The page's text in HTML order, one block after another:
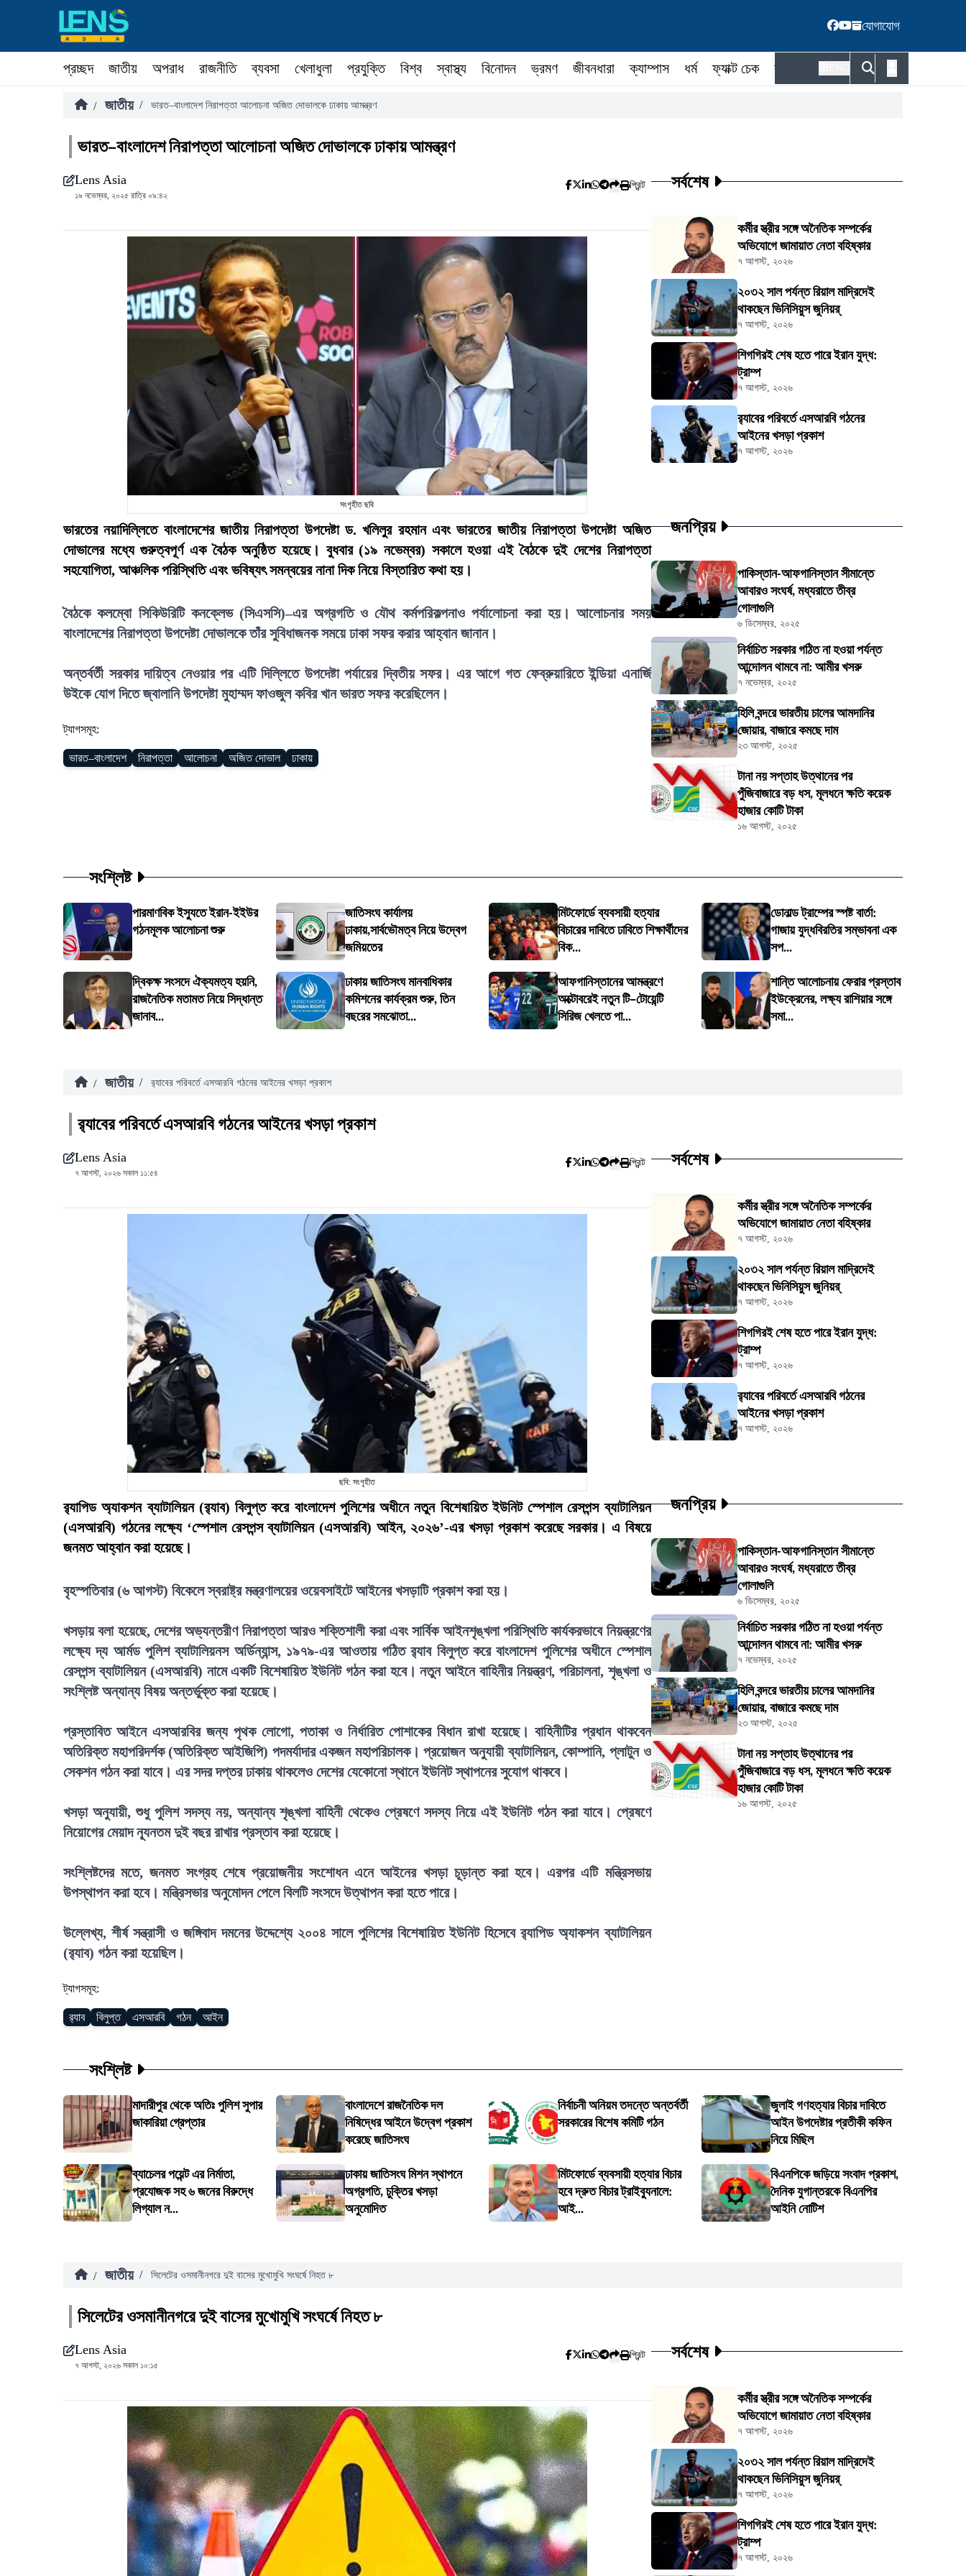
যোগাযোগ
প্রচ্ছদ জাতীয় অপরাধ রাজনীতি ব্যবসা খেলাধুলা প্রযুক্তি বিশ্ব স্বাস্থ্য বিনোদন ভ্রমণ জীবনধারা ক্যাম্পাস ধর্ম ফ্যাক্ট চেক কর্মকর্তা
/ জাতীয় / ভারত–বাংলাদেশ নিরাপত্তা আলোচনা অজিত দোভালকে ঢাকায় আমন্ত্রণ
ভারত–বাংলাদেশ নিরাপত্তা আলোচনা অজিত দোভালকে ঢাকায় আমন্ত্রণ
Lens Asia
১৯ নভেম্বর, ২০২৫ রাত্রি ০৯:৪২
প্রিন্ট
সংগৃহীত ছবি
ভারতের নয়াদিল্লিতে বাংলাদেশের জাতীয় নিরাপত্তা উপদেষ্টা ড. খলিলুর রহমান এবং ভারতের জাতীয় নিরাপত্তা উপদেষ্টা অজিত
দোভালের মধ্যে গুরুত্বপূর্ণ এক বৈঠক অনুষ্ঠিত হয়েছে। বুধবার (১৯ নভেম্বর) সকালে হওয়া এই বৈঠকে দুই দেশের নিরাপত্তা
সহযোগিতা, আঞ্চলিক পরিস্থিতি এবং ভবিষ্যৎ সমন্বয়ের নানা দিক নিয়ে বিস্তারিত কথা হয়।
বৈঠকে কলম্বো সিকিউরিটি কনক্লেভ (সিএসসি)–এর অগ্রগতি ও যৌথ কর্মপরিকল্পনাও পর্যালোচনা করা হয়। আলোচনার সময়
বাংলাদেশের নিরাপত্তা উপদেষ্টা দোভালকে তাঁর সুবিধাজনক সময়ে ঢাকা সফর করার আহ্বান জানান।
অন্তর্বর্তী সরকার দায়িত্ব নেওয়ার পর এটি দিল্লিতে উপদেষ্টা পর্যায়ের দ্বিতীয় সফর। এর আগে গত ফেব্রুয়ারিতে ইন্ডিয়া এনার্জি
উইকে যোগ দিতে জ্বালানি উপদেষ্টা মুহাম্মদ ফাওজুল কবির খান ভারত সফর করেছিলেন।
ট্যাগসমূহ:
ভারত–বাংলাদেশ নিরাপত্তা আলোচনা অজিত দোভাল ঢাকায়
সর্বশেষ
কর্মীর স্ত্রীর সঙ্গে অনৈতিক সম্পর্কের
অভিযোগে জামায়াত নেতা বহিষ্কার
৭ আগস্ট, ২০২৬
২০৩২ সাল পর্যন্ত রিয়াল মাদ্রিদেই
থাকছেন ভিনিসিয়ুস জুনিয়র্
৭ আগস্ট, ২০২৬
শিগগিরই শেষ হতে পারে ইরান যুদ্ধ:
ট্রাম্প
৭ আগস্ট, ২০২৬
র‍্যাবের পরিবর্তে এসআরবি গঠনের
আইনের খসড়া প্রকাশ
৭ আগস্ট, ২০২৬
জনপ্রিয়
পাকিস্তান-আফগানিস্তান সীমান্তে
আবারও সংঘর্ষ, মধ্যরাতে তীব্র
গোলাগুলি
৬ ডিসেম্বর, ২০২৫
নির্বাচিত সরকার গঠিত না হওয়া পর্যন্ত
আন্দোলন থামবে না: আমীর খসরু
৭ নভেম্বর, ২০২৫
হিলি বন্দরে ভারতীয় চালের আমদানির
জোয়ার, বাজারে কমছে দাম
২৩ আগস্ট, ২০২৫
টানা নয় সপ্তাহ উত্থানের পর
পুঁজিবাজারে বড় ধস, মূলধনে ক্ষতি কয়েক
হাজার কোটি টাকা
১৬ আগস্ট, ২০২৫
সংশ্লিষ্ট
পারমাণবিক ইস্যুতে ইরান-ইইউর
গঠনমূলক আলোচনা শুরু
জাতিসংঘ কার্যালয়
ঢাকায়,সার্বভৌমত্ব নিয়ে উদ্বেগ
জমিয়তের
মিটফোর্ডে ব্যবসায়ী হত্যার
বিচারের দাবিতে ঢাবিতে শিক্ষার্থীদের
বিক...
ডোনাল্ড ট্রাম্পের স্পষ্ট বার্তা:
গাজায় যুদ্ধবিরতির সম্ভাবনা এক
সপ...
দ্বিকক্ষ সংসদে ঐক্যমত্য হয়নি,
রাজনৈতিক মতামত নিয়ে সিদ্ধান্ত
জানাব...
ঢাকায় জাতিসংঘ মানবাধিকার
কমিশনের কার্যক্রম শুরু, তিন
বছরের সমঝোতা...
আফগানিস্তানের আমন্ত্রণে
অক্টোবরেই নতুন টি–টোয়েন্টি
সিরিজ খেলতে পা...
শান্তি আলোচনায় ফেরার প্রস্তাব
ইউক্রেনের, লক্ষ্য রাশিয়ার সঙ্গে
সমা...
/ জাতীয় / র‍্যাবের পরিবর্তে এসআরবি গঠনের আইনের খসড়া প্রকাশ
র‍্যাবের পরিবর্তে এসআরবি গঠনের আইনের খসড়া প্রকাশ
Lens Asia
৭ আগস্ট, ২০২৬ সকাল ১১:৫৪
প্রিন্ট
ছবি: সংগৃহীত
র‍্যাপিড অ্যাকশন ব্যাটালিয়ন (র‍্যাব) বিলুপ্ত করে বাংলাদেশ পুলিশের অধীনে নতুন বিশেষায়িত ইউনিট স্পেশাল রেসপন্স ব্যাটালিয়ন
(এসআরবি) গঠনের লক্ষ্যে ‘স্পেশাল রেসপন্স ব্যাটালিয়ন (এসআরবি) আইন, ২০২৬’-এর খসড়া প্রকাশ করেছে সরকার। এ বিষয়ে
জনমত আহ্বান করা হয়েছে।
বৃহস্পতিবার (৬ আগস্ট) বিকেলে স্বরাষ্ট্র মন্ত্রণালয়ের ওয়েবসাইটে আইনের খসড়াটি প্রকাশ করা হয়।
খসড়ায় বলা হয়েছে, দেশের অভ্যন্তরীণ নিরাপত্তা আরও শক্তিশালী করা এবং সার্বিক আইনশৃঙ্খলা পরিস্থিতি কার্যকরভাবে নিয়ন্ত্রণের
লক্ষ্যে দ্য আর্মড পুলিশ ব্যাটালিয়নস অর্ডিন্যান্স, ১৯৭৯-এর আওতায় গঠিত র‍্যাব বিলুপ্ত করে বাংলাদেশ পুলিশের অধীনে স্পেশাল
রেসপন্স ব্যাটালিয়ন (এসআরবি) নামে একটি বিশেষায়িত ইউনিট গঠন করা হবে। নতুন আইনে বাহিনীর নিয়ন্ত্রণ, পরিচালনা, শৃঙ্খলা ও
সংশ্লিষ্ট অন্যান্য বিষয় অন্তর্ভুক্ত করা হয়েছে।
প্রস্তাবিত আইনে এসআরবির জন্য পৃথক লোগো, পতাকা ও নির্ধারিত পোশাকের বিধান রাখা হয়েছে। বাহিনীটির প্রধান থাকবেন
অতিরিক্ত মহাপরিদর্শক (অতিরিক্ত আইজিপি) পদমর্যাদার একজন মহাপরিচালক। প্রয়োজন অনুযায়ী ব্যাটালিয়ন, কোম্পানি, প্লাটুন ও
সেকশন গঠন করা যাবে। এর সদর দপ্তর ঢাকায় থাকলেও দেশের যেকোনো স্থানে ইউনিট স্থাপনের সুযোগ থাকবে।
খসড়া অনুযায়ী, শুধু পুলিশ সদস্য নয়, অন্যান্য শৃঙ্খলা বাহিনী থেকেও প্রেষণে সদস্য নিয়ে এই ইউনিট গঠন করা যাবে। প্রেষণে
নিয়োগের মেয়াদ ন্যূনতম দুই বছর রাখার প্রস্তাব করা হয়েছে।
সংশ্লিষ্টদের মতে, জনমত সংগ্রহ শেষে প্রয়োজনীয় সংশোধন এনে আইনের খসড়া চূড়ান্ত করা হবে। এরপর এটি মন্ত্রিসভায়
উপস্থাপন করা হবে। মন্ত্রিসভার অনুমোদন পেলে বিলটি সংসদে উত্থাপন করা হতে পারে।
উল্লেখ্য, শীর্ষ সন্ত্রাসী ও জঙ্গিবাদ দমনের উদ্দেশ্যে ২০০৪ সালে পুলিশের বিশেষায়িত ইউনিট হিসেবে র‍্যাপিড অ্যাকশন ব্যাটালিয়ন
(র‍্যাব) গঠন করা হয়েছিল।
ট্যাগসমূহ:
র‍্যাব বিলুপ্ত এসআরবি গঠন আইন
সর্বশেষ
কর্মীর স্ত্রীর সঙ্গে অনৈতিক সম্পর্কের
অভিযোগে জামায়াত নেতা বহিষ্কার
৭ আগস্ট, ২০২৬
২০৩২ সাল পর্যন্ত রিয়াল মাদ্রিদেই
থাকছেন ভিনিসিয়ুস জুনিয়র্
৭ আগস্ট, ২০২৬
শিগগিরই শেষ হতে পারে ইরান যুদ্ধ:
ট্রাম্প
৭ আগস্ট, ২০২৬
র‍্যাবের পরিবর্তে এসআরবি গঠনের
আইনের খসড়া প্রকাশ
৭ আগস্ট, ২০২৬
জনপ্রিয়
পাকিস্তান-আফগানিস্তান সীমান্তে
আবারও সংঘর্ষ, মধ্যরাতে তীব্র
গোলাগুলি
৬ ডিসেম্বর, ২০২৫
নির্বাচিত সরকার গঠিত না হওয়া পর্যন্ত
আন্দোলন থামবে না: আমীর খসরু
৭ নভেম্বর, ২০২৫
হিলি বন্দরে ভারতীয় চালের আমদানির
জোয়ার, বাজারে কমছে দাম
২৩ আগস্ট, ২০২৫
টানা নয় সপ্তাহ উত্থানের পর
পুঁজিবাজারে বড় ধস, মূলধনে ক্ষতি কয়েক
হাজার কোটি টাকা
১৬ আগস্ট, ২০২৫
সংশ্লিষ্ট
মাদারীপুর থেকে অতিঃ পুলিশ সুপার
জাকারিয়া গ্রেপ্তার
বাংলাদেশে রাজনৈতিক দল
নিষিদ্ধের আইনে উদ্বেগ প্রকাশ
করেছে জাতিসংঘ
নির্বাচনী অনিয়ম তদন্তে অন্তর্বর্তী
সরকারের বিশেষ কমিটি গঠন
জুলাই গণহত্যার বিচার দাবিতে
আইন উপদেষ্টার প্রতীকী কফিন
নিয়ে মিছিল
ব্যাচেলর পয়েন্ট এর নির্মাতা,
প্রযোজক সহ ৬ জনের বিরুদ্ধে
লিগ্যাল ন...
ঢাকায় জাতিসংঘ মিশন স্থাপনে
অগ্রগতি, চুক্তির খসড়া
অনুমোদিত
মিটফোর্ডে ব্যবসায়ী হত্যার বিচার
হবে দ্রুত বিচার ট্রাইব্যুনালে:
আই...
বিএনপিকে জড়িয়ে সংবাদ প্রকাশ,
দৈনিক যুগান্তরকে বিএনপির
আইনি নোটিশ
/ জাতীয় / সিলেটের ওসমানীনগরে দুই বাসের মুখোমুখি সংঘর্ষে নিহত ৮
সিলেটের ওসমানীনগরে দুই বাসের মুখোমুখি সংঘর্ষে নিহত ৮
Lens Asia
৭ আগস্ট, ২০২৬ সকাল ১০:১৫
প্রিন্ট সর্বশেষ
কর্মীর স্ত্রীর সঙ্গে অনৈতিক সম্পর্কের
অভিযোগে জামায়াত নেতা বহিষ্কার
৭ আগস্ট, ২০২৬
২০৩২ সাল পর্যন্ত রিয়াল মাদ্রিদেই
থাকছেন ভিনিসিয়ুস জুনিয়র্
৭ আগস্ট, ২০২৬
শিগগিরই শেষ হতে পারে ইরান যুদ্ধ:
ট্রাম্প
৭ আগস্ট, ২০২৬